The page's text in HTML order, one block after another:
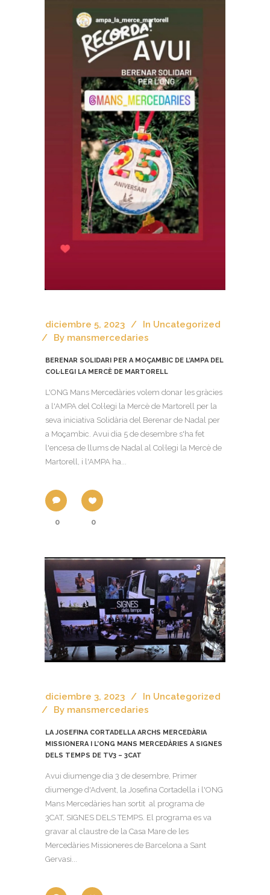
diciembre 5, 2023 In Uncategorized
By mansmercedaries
BERENAR SOLIDARI PER A MOÇAMBIC DE L’AMPA DEL
COL·LEGI LA MERCÈ DE MARTORELL
L'ONG Mans Mercedàries volem donar les gràcies
a l'AMPA del Col·legi la Mercè de Martorell per la
seva iniciativa Solidària del Berenar de Nadal per
a Moçambic. Avui dia 5 de desembre s'ha fet
l'encesa de llums de Nadal al Col·legi la Mercè de
Martorell, i l'AMPA ha...
0 0
diciembre 3, 2023 In Uncategorized
By mansmercedaries
LA JOSEFINA CORTADELLA ARCHS MERCEDÀRIA
MISSIONERA I L’ONG MANS MERCEDÀRIES A SIGNES
DELS TEMPS DE TV3 – 3CAT
Avui diumenge dia 3 de desembre, Primer
diumenge d'Advent, la Josefina Cortadella i l'ONG
Mans Mercedàries han sortit al programa de
3CAT, SIGNES DELS TEMPS. El programa es va
gravar al claustre de la Casa Mare de les
Mercedàries Missioneres de Barcelona a Sant
Gervasi...